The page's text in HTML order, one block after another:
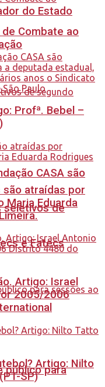
do Estado
CASA são
seletivos de
e Fatecs
público para
de Combate ao
Profª. Bebel –
são atraídas por
Maria Eduarda
Artigo: Israel
2005/2006
Artigo: Nilto
SP)